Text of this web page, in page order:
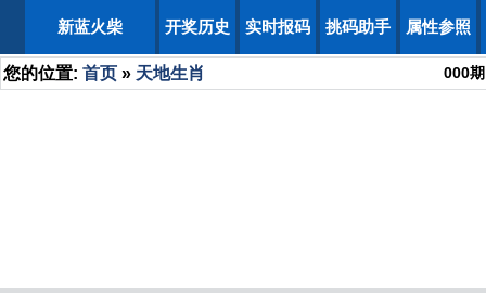
新蓝火柴 开奖历史 实时报码 挑码助手 属性参照
您的位置: 首页 » 天地生肖 000期